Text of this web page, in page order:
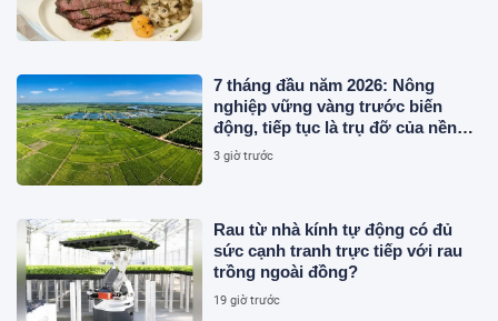
7 tháng đầu năm 2026: Nông
nghiệp vững vàng trước biến
động, tiếp tục là trụ đỡ của nền
kinh tế
3 giờ trước
Rau từ nhà kính tự động có đủ
sức cạnh tranh trực tiếp với rau
trồng ngoài đồng?
19 giờ trước